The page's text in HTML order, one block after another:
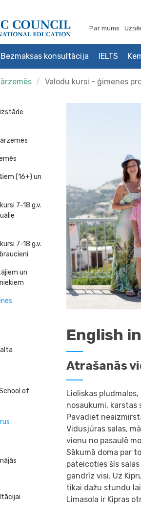
Par mums
Bezmaksas konsultācija IELTS
Valodu kursi - ģimenes
(16+) un
7-18 g.v.
7-18 g.v.
un
of
English
Atrašanās
Lieliskas
nosaukumi, karstas
Pavadiet
Vidusjūras salas,
vienu no pasaulē
Sākumā doma par
pateicoties šīs
gandrīz visi. Uz
tikai dažu stundu
Limasola ir Kipras